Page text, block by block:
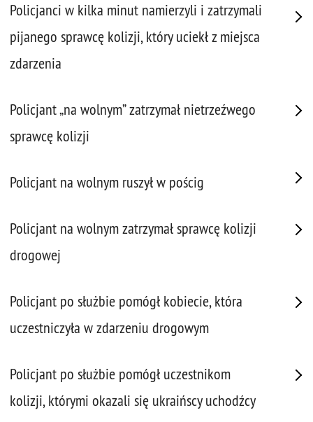
Policjanci w kilka minut namierzyli i zatrzymali
pijanego sprawcę kolizji, który uciekł z miejsca
zdarzenia
Policjant „na wolnym” zatrzymał nietrzeźwego
sprawcę kolizji
Policjant na wolnym ruszył w pościg
Policjant na wolnym zatrzymał sprawcę kolizji
drogowej
Policjant po służbie pomógł kobiecie, która
uczestniczyła w zdarzeniu drogowym
Policjant po służbie pomógł uczestnikom
kolizji, którymi okazali się ukraińscy uchodźcy